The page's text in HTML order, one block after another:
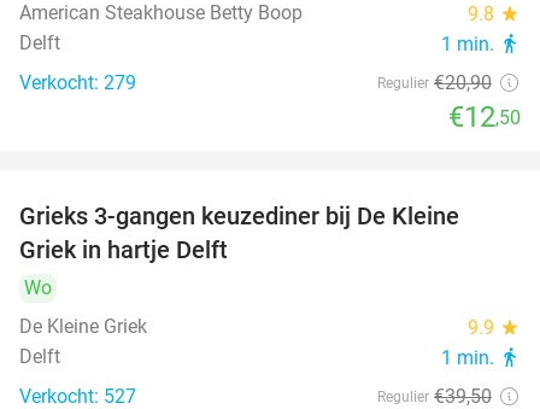
American Steakhouse Betty Boop
9.8 star
Delft 1 min. directions_walk
Verkocht: 279 Regulier €20,90
€12,50
Grieks 3-gangen keuzediner bij De Kleine
Griek in hartje Delft
Wo
De Kleine Griek
9.9 star
Delft 1 min. directions_walk
Verkocht: 527 Regulier €39,50